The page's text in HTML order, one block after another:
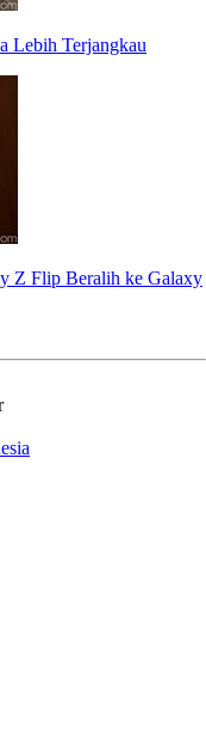
Lebih Terjangkau
Z Flip Beralih ke Galaxy